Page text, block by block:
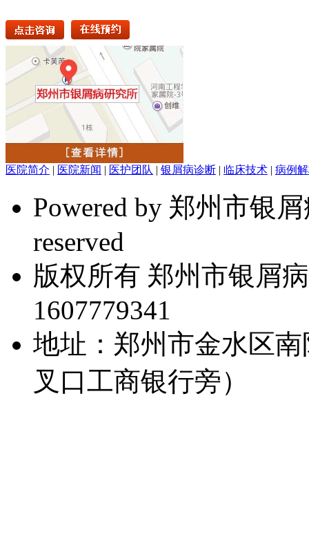
医院简介 | 医院新闻 | 医护团队 | 银屑病诊断 | 临床技术 | 病例
Powered by 郑州市银
reserved
版权所有 郑州市银屑
1607779341
地址：郑州市金水区
叉口工商银行旁）